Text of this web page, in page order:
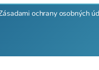
ochrany osobných